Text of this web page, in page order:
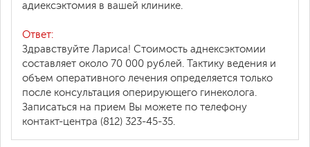
адиексэктомия в вашей клинике.
Ответ:
Здравствуйте Лариса! Стоимость аднексэктомии
составляет около 70 000 рублей. Тактику ведения и
объем оперативного лечения определяется только
после консультация оперирующего гинеколога.
Записаться на прием Вы можете по телефону
контакт-центра (812) 323-45-35.